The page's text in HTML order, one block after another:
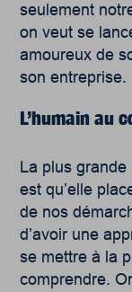
seulement
on veut se
amoureux de
son entreprise.
L’humain au
La plus
est qu’elle
de nos
d’avoir une
se mettre à la
comprendre.